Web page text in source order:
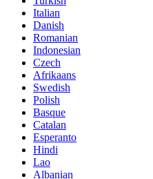
Italian
Danish
Romanian
Indonesian
Czech
Afrikaans
Swedish
Polish
Basque
Catalan
Esperanto
Hindi
Lao
Albanian